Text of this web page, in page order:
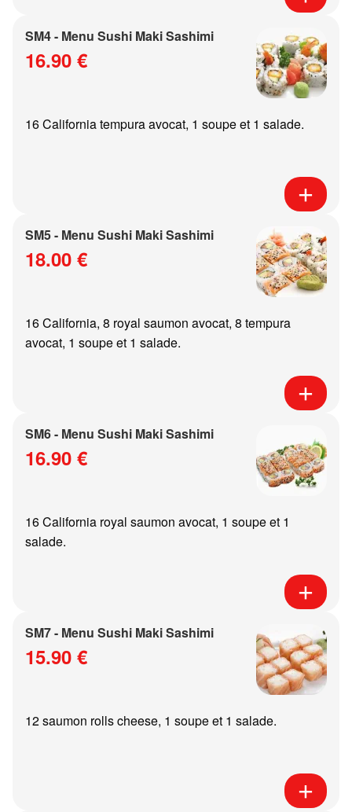
SM4 - Menu Sushi Maki Sashimi
16.90 €
16 California tempura avocat, 1 soupe et 1 salade.
SM5 - Menu Sushi Maki Sashimi
18.00 €
16 California, 8 royal saumon avocat, 8 tempura
avocat, 1 soupe et 1 salade.
SM6 - Menu Sushi Maki Sashimi
16.90 €
16 California royal saumon avocat, 1 soupe et 1
salade.
SM7 - Menu Sushi Maki Sashimi
15.90 €
12 saumon rolls cheese, 1 soupe et 1 salade.